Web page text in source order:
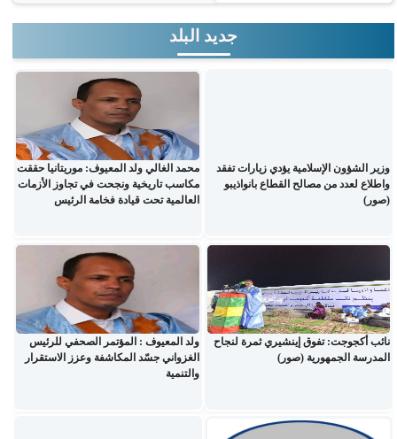
جديد البلد
وزير الشؤون الإسلامية يؤدي زيارات تفقد
واطلاع لعدد من مصالح القطاع بانواذيبو
(صور)
محمد الغالي ولد المعيوف: موريتانيا حققت
مكاسب تاريخية ونجحت في تجاوز الأزمات
العالمية تحت قيادة فخامة الرئيس
نائب أكجوجت: تفوق إينشيري ثمرة لنجاح
المدرسة الجمهورية (صور)
ولد المعيوف : المؤتمر الصحفي للرئيس
الغزواني جسّد المكاشفة وعزز الاستقرار
والتنمية